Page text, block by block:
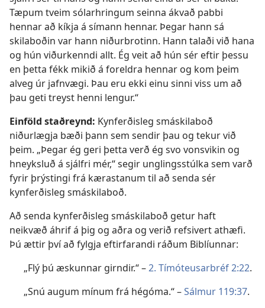
Tæpum tveim sólarhringum seinna ákvað pabbi
hennar að kíkja á símann hennar. Þegar hann sá
skilaboðin var hann niðurbrotinn. Hann talaði við hana
og hún viðurkenndi allt. Ég veit að hún sér eftir þessu
en þetta fékk mikið á foreldra hennar og kom þeim
alveg úr jafnvægi. Þau eru ekki einu sinni viss um að
þau geti treyst henni lengur.“
Einföld staðreynd: Kynferðisleg smáskilaboð
niðurlægja bæði þann sem sendir þau og tekur við
þeim. „Þegar ég geri þetta verð ég svo vonsvikin og
hneyksluð á sjálfri mér,“ segir unglingsstúlka sem varð
fyrir þrýstingi frá kærastanum til að senda sér
kynferðisleg smáskilaboð.
Að senda kynferðisleg smáskilaboð getur haft
neikvæð áhrif á þig og aðra og verið refsivert athæfi.
Þú ættir því að fylgja eftirfarandi ráðum Biblíunnar:
„Flý þú æskunnar girndir.“ –2. Tímóteusarbréf 2:22.
„Snú augum mínum frá hégóma.“ –Sálmur 119:37.